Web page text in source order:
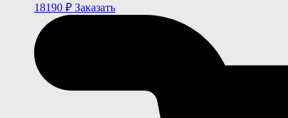
18190 ₽ Заказать